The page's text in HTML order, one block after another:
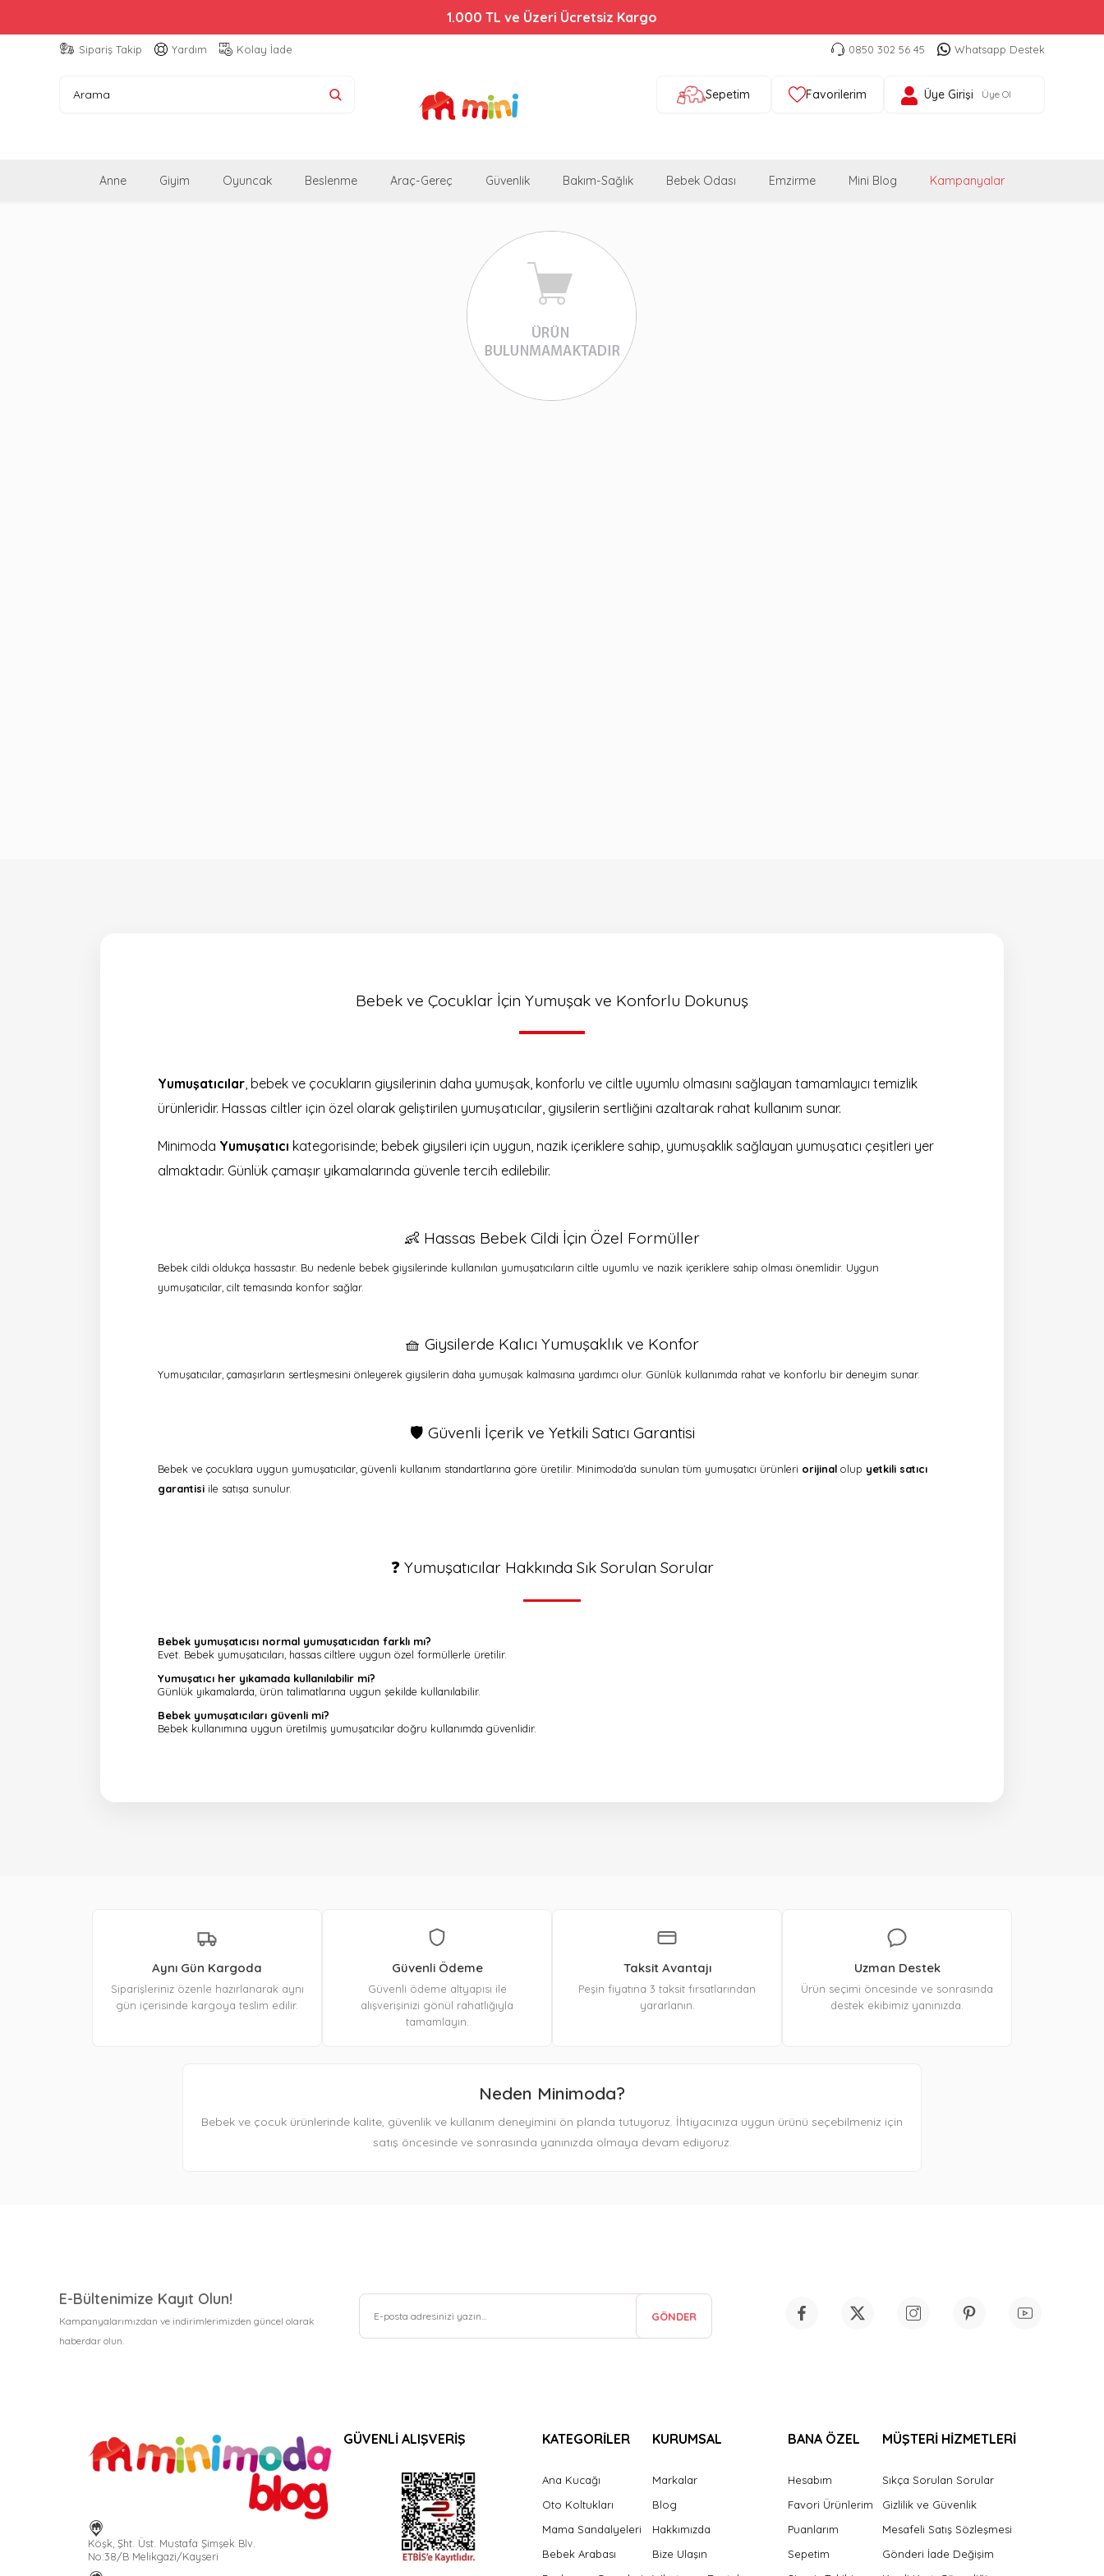
1.000 TL ve Üzeri Ücretsiz Kargo
Sipariş Takip Yardım Kolay İade 0850 302 56 45 Whatsapp Destek
Sepetim Favorilerim Üye Girişi Üye Ol
Anne Giyim Oyuncak Beslenme Araç-Gereç Güvenlik Bakım-Sağlık Bebek Odası Emzirme Mini Blog Kampanyalar
Bebek ve Çocuklar İçin Yumuşak ve Konforlu Dokunuş
Yumuşatıcılar , bebek ve çocukların giysilerinin daha yumuşak, konforlu ve ciltle uyumlu olmasını sağlayan tamamlayıcı temizlik
ürünleridir. Hassas ciltler için özel olarak geliştirilen yumuşatıcılar, giysilerin sertliğini azaltarak rahat kullanım sunar.
Minimoda Yumuşatıcı kategorisinde; bebek giysileri için uygun, nazik içeriklere sahip, yumuşaklık sağlayan yumuşatıcı çeşitleri yer
almaktadır. Günlük çamaşır yıkamalarında güvenle tercih edilebilir.
👶 Hassas Bebek Cildi İçin Özel Formüller
Bebek cildi oldukça hassastır. Bu nedenle bebek giysilerinde kullanılan yumuşatıcıların ciltle uyumlu ve nazik içeriklere sahip olması önemlidir. Uygun
yumuşatıcılar, cilt temasında konfor sağlar.
🧺 Giysilerde Kalıcı Yumuşaklık ve Konfor
Yumuşatıcılar, çamaşırların sertleşmesini önleyerek giysilerin daha yumuşak kalmasına yardımcı olur. Günlük kullanımda rahat ve konforlu bir deneyim sunar.
🛡️ Güvenli İçerik ve Yetkili Satıcı Garantisi
Bebek ve çocuklara uygun yumuşatıcılar, güvenli kullanım standartlarına göre üretilir. Minimoda’da sunulan tüm yumuşatıcı ürünleri orijinal olup yetkili satıcı
garantisi ile satışa sunulur.
❓ Yumuşatıcılar Hakkında Sık Sorulan Sorular
Bebek yumuşatıcısı normal yumuşatıcıdan farklı mı?
Evet. Bebek yumuşatıcıları, hassas ciltlere uygun özel formüllerle üretilir.
Yumuşatıcı her yıkamada kullanılabilir mi?
Günlük yıkamalarda, ürün talimatlarına uygun şekilde kullanılabilir.
Bebek yumuşatıcıları güvenli mi?
Bebek kullanımına uygun üretilmiş yumuşatıcılar doğru kullanımda güvenlidir.
Aynı Gün Kargoda
Siparişleriniz özenle hazırlanarak aynı
gün içerisinde kargoya teslim edilir.
Güvenli Ödeme
Güvenli ödeme altyapısı ile
alışverişinizi gönül rahatlığıyla
tamamlayın.
Taksit Avantajı
Peşin fiyatına 3 taksit fırsatlarından
yararlanın.
Uzman Destek
Ürün seçimi öncesinde ve sonrasında
destek ekibimiz yanınızda.
Neden Minimoda?
Bebek ve çocuk ürünlerinde kalite, güvenlik ve kullanım deneyimini ön planda tutuyoruz. İhtiyacınıza uygun ürünü seçebilmeniz için
satış öncesinde ve sonrasında yanınızda olmaya devam ediyoruz.
E-Bültenimize Kayıt Olun!
Kampanyalarımızdan ve indirimlerimizden güncel olarak
haberdar olun.
GÖNDER
Köşk, Şht. Üst. Mustafa Şimşek Blv.
No:38/B Melikgazi/Kayseri
GÜVENLİ ALIŞVERİŞ KATEGORİLER
Ana Kucağı
Oto Koltukları
Mama Sandalyeleri
Bebek Arabası
KURUMSAL
Markalar
Blog
Hakkımızda
Bize Ulaşın
BANA ÖZEL
Hesabım
Favori Ürünlerim
Puanlarım
Sepetim
MÜŞTERİ HİZMETLERİ
Sıkça Sorulan Sorular
Gizlilik ve Güvenlik
Mesafeli Satış Sözleşmesi
Gönderi İade Değişim